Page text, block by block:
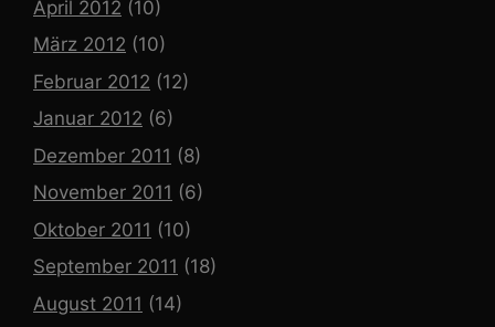
April 2012 (10)
März 2012 (10)
Februar 2012 (12)
Januar 2012 (6)
Dezember 2011 (8)
November 2011 (6)
Oktober 2011 (10)
September 2011 (18)
August 2011 (14)